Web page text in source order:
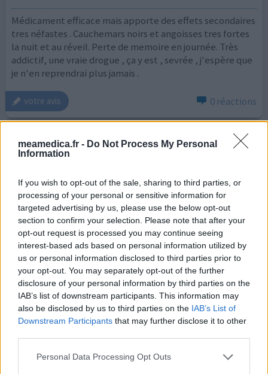
meamedica.fr - Do Not Process My Personal
Information
If you wish to opt-out of the sale, sharing to third parties, or
processing of your personal or sensitive information for
targeted advertising by us, please use the below opt-out
section to confirm your selection. Please note that after your
opt-out request is processed you may continue seeing
interest-based ads based on personal information utilized by
us or personal information disclosed to third parties prior to
your opt-out. You may separately opt-out of the further
disclosure of your personal information by third parties on the
IAB’s list of downstream participants. This information may
also be disclosed by us to third parties on the IAB’s List of
Downstream Participants that may further disclose it to other
Personal Data Processing Opt Outs
Médicament efficace mais apporte des effets secondaires
tres néfastes . Cauchemars noirs et angoisses tres fortes
la nuit et au réveil. Perte de memoire en journée. Très
addictif, une vraie drogue , ça y est , sevrée , j'espère que
je n'en reprendrai plus jamais .
votre avis 0 réactions
Zolpidem
Insomnie
Efficacité
Quantité effets secondaires
Bonjour bonjour depuis que je prends stilnox j'ai plein
d'effets secondaires je suis toujours fatiguée la journée
comme envie de pleurer par moment des maux de tête
et et je me sens posséder et je fais beaucoup de
cauchemars je vais commencer à l'arrêter je pense